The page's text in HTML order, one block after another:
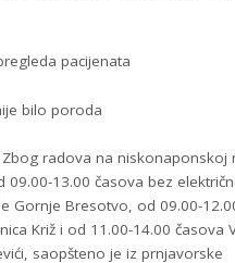
pacijenata
bilo poroda
Zbog radova na niskonaponskoj
09.00-13.00 časova bez
Gornje Bresotvo, od 09.00-
Križ i od 11.00-14.00 časova
saopšteno je iz prnjavorske